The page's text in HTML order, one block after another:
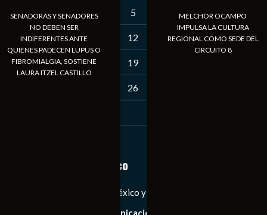
2 3 4 5 7 8
9 10 12 13 14 15
16 17 18 19
26
Notiexpress de México
Las Noticias Diarias de México y el Mundo a Tu Alcance
Somos un medio de comunicación digital que tiene como
SENADORAS Y SENADORES
NO DEBEN SER
INDIFERENTES ANTE
QUIENES PADECEN LUPUS O
FIBROMIALGIA, SOSTIENE
LAURA ITZEL CASTILLO
MELCHOR OCAMPO
IMPULSA LA CULTURA
REGIONAL COMO SEDE DEL
CIRCUITO 8